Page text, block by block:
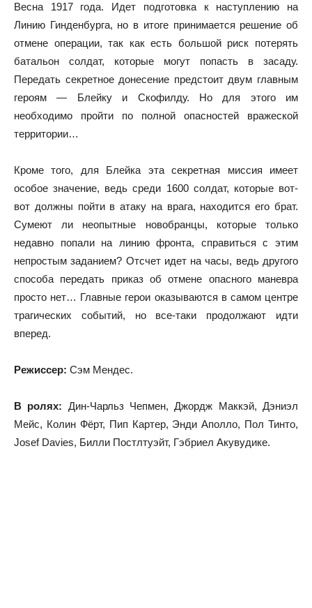
Весна 1917 года. Идет подготовка к наступлению на
Линию Гинденбурга, но в итоге принимается решение об
отмене операции, так как есть большой риск потерять
батальон солдат, которые могут попасть в засаду.
Передать секретное донесение предстоит двум главным
героям — Блейку и Скофилду. Но для этого им
необходимо пройти по полной опасностей вражеской
территории…
Кроме того, для Блейка эта секретная миссия имеет
особое значение, ведь среди 1600 солдат, которые вот-
вот должны пойти в атаку на врага, находится его брат.
Сумеют ли неопытные новобранцы, которые только
недавно попали на линию фронта, справиться с этим
непростым заданием? Отсчет идет на часы, ведь другого
способа передать приказ об отмене опасного маневра
просто нет… Главные герои оказываются в самом центре
трагических событий, но все-таки продолжают идти
вперед.
Режиссер: Сэм Мендес.
В ролях: Дин-Чарльз Чепмен, Джордж Маккэй, Дэниэл
Мейс, Колин Фёрт, Пип Картер, Энди Аполло, Пол Тинто,
Josef Davies, Билли Постлтуэйт, Гэбриел Акувудике.